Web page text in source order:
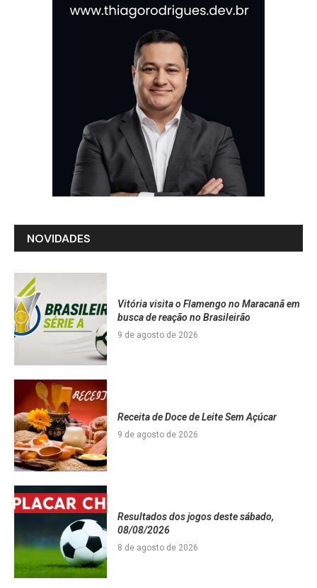
NOVIDADES
Vitória visita o Flamengo no Maracanã em
busca de reação no Brasileirão
9 de agosto de 2026
Receita de Doce de Leite Sem Açúcar
9 de agosto de 2026
Resultados dos jogos deste sábado,
08/08/2026
8 de agosto de 2026